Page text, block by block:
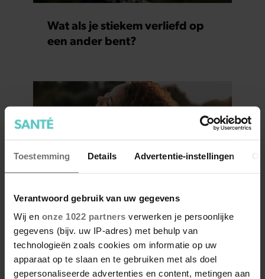
Toestemming Details Advertentie-instellingen
Verantwoord gebruik van uw gegevens
Wij en onze 1022 partners verwerken je persoonlijke
gegevens (bijv. uw IP-adres) met behulp van
technologieën zoals cookies om informatie op uw
apparaat op te slaan en te gebruiken met als doel
gepersonaliseerde advertenties en content, metingen aan
Wat als je stiekem verliefd op
een ander bent?
7 kleine dingen die je leven
beter maken (en weinig tijd
kosten)